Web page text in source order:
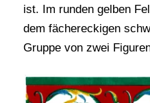
ist. Im runden gelben
dem fächereckigen
Gruppe von zwei